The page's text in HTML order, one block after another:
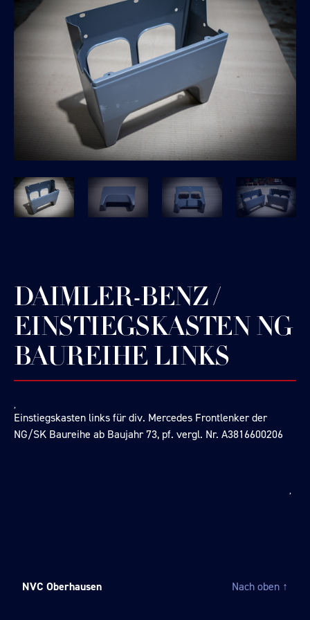
DAIMLER-BENZ /
EINSTIEGSKASTEN NG
BAUREIHE LINKS
Einstiegskasten links für div. Mercedes Frontlenker der
NG/SK Baureihe ab Baujahr 73, pf. vergl. Nr. A3816600206
NVC Oberhausen Nach oben ↑